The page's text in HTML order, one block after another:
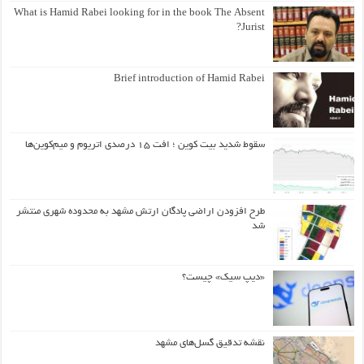
What is Hamid Rabei looking for in the book The Absent
Jurist?
Brief introduction of Hamid Rabei
سقوط شدید بیت کوین ؛ افت ۱۵ درصدی اتریوم و میم‌کوین‌ها
طرح افزودن اراضی پادگان ارتش مشهد به محدوده شهری منتشر
شد
«دیپ سیک» چیست؟
نقشه تدقیق گسل‌های مشهد